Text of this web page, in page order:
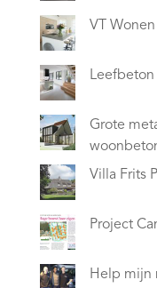
VT
Grote
Villa Frits
Project
Help mijn